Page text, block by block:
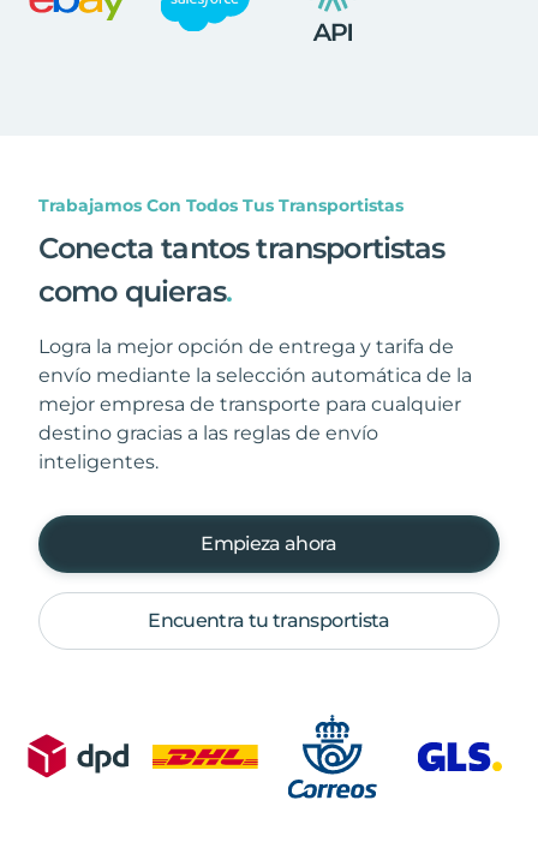
Trabajamos Con Todos Tus Transportistas
Conecta tantos transportistas
como quieras.
Logra la mejor opción de entrega y tarifa de
envío mediante la selección automática de la
mejor empresa de transporte para cualquier
destino gracias a las reglas de envío
inteligentes.
Empieza ahora
Encuentra tu transportista